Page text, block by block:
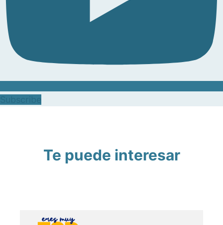
Te puede interesar